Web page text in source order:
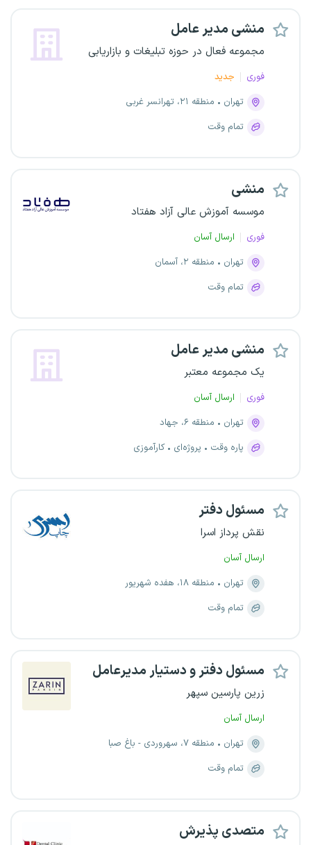
منشی مدیر عامل
مجموعه فعال در حوزه تبلیغات و بازاریابی
فوری
جدید
تهران
منطقه ۲۱، تهرانسر غربی
تمام وقت
منشی
موسسه آموزش عالی آزاد هفتاد
فوری
ارسال آسان
تهران
منطقه ۲، آسمان
تمام وقت
منشی مدیر عامل
یک مجموعه معتبر
فوری
ارسال آسان
تهران
منطقه ۶، جهاد
پاره وقت
پروژه‌ای کارآموزی
مسئول دفتر
نقش پرداز اسرا
ارسال آسان
تهران
منطقه ۱۸، هفده شهریور
تمام وقت
مسئول دفتر و دستیار مدیرعامل
زرین پارسین سپهر
ارسال آسان
تهران
منطقه ۷، سهروردی - باغ صبا
تمام وقت
متصدی پذیرش